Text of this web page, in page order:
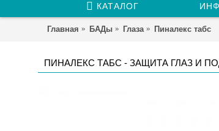
КАТАЛОГ
Главная БАДы Глаза Пиналекс табс
ПИНАЛЕКС ТАБС - ЗАЩИТА ГЛАЗ И